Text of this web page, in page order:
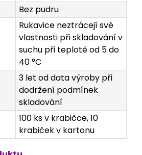
Bez pudru
Rukavice neztrácejí své
vlastnosti při skladování v
suchu při teplotě od 5 do
40 °C
3 let od data výroby při
dodržení podmínek
skladování
100 ks v krabičce, 10
krabiček v kartonu